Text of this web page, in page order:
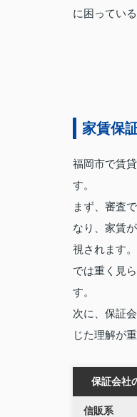
に困ってい
家賃保
福岡市で賃
す。
まず、審査
なり、家賃
視されます
では重く見
す。
次に、保証
じた理解が重
保証会社
信販系